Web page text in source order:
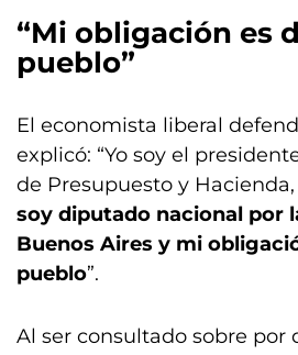
“Mi obligación es
pueblo”
El economista liberal
explicó: “Yo soy el
de Presupuesto y
soy diputado nacional por
Buenos Aires y mi
pueblo”.
Al ser consultado sobre por